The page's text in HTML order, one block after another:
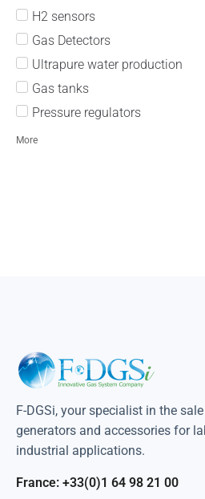
Fuel cell
Gas sensing
Gas solution for all Sciex
MD instruments
GC
GC-MS
GC-NPD
Glove box
Hydrogenation
H2 sensors
Gas Detectors
Ultrapure water production
Gas tanks
Pressure regulators
More
F-DGSi, your specialist in the
generators and accessories for
industrial applications.
France: +33(0)1 64 98 21 00